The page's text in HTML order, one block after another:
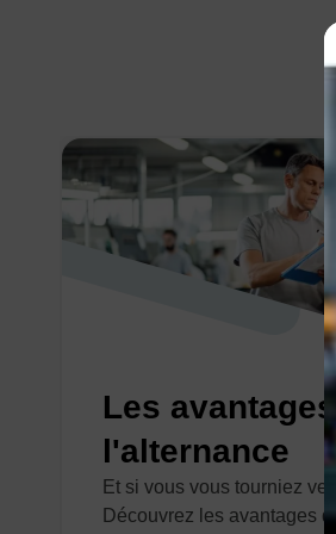
Les
l'alternance
Et si vous vous tourniez
Découvrez les avantages